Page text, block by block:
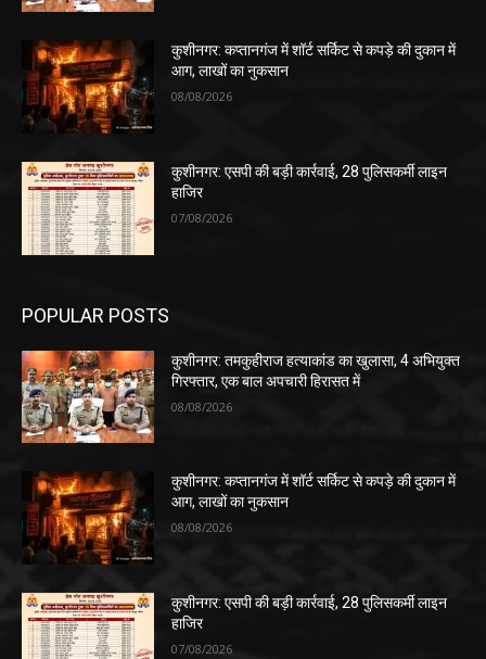
कुशीनगर: कप्तानगंज में शॉर्ट सर्किट से कपड़े की दुकान में
आग, लाखों का नुकसान
08/08/2026
कुशीनगर: एसपी की बड़ी कार्रवाई, 28 पुलिसकर्मी लाइन
हाजिर
07/08/2026
POPULAR POSTS
कुशीनगर: तमकुहीराज हत्याकांड का खुलासा, 4 अभियुक्त
गिरफ्तार, एक बाल अपचारी हिरासत में
08/08/2026
कुशीनगर: कप्तानगंज में शॉर्ट सर्किट से कपड़े की दुकान में
आग, लाखों का नुकसान
08/08/2026
कुशीनगर: एसपी की बड़ी कार्रवाई, 28 पुलिसकर्मी लाइन
हाजिर
07/08/2026